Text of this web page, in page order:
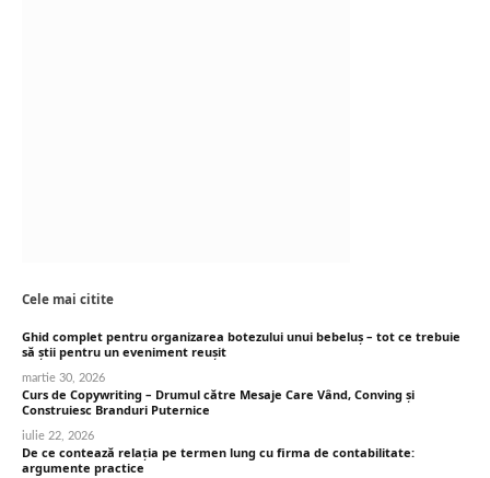
Cele mai citite
Ghid complet pentru organizarea botezului unui bebeluș – tot ce trebuie
să știi pentru un eveniment reușit
martie 30, 2026
Curs de Copywriting – Drumul către Mesaje Care Vând, Conving și
Construiesc Branduri Puternice
iulie 22, 2026
De ce contează relația pe termen lung cu firma de contabilitate:
argumente practice